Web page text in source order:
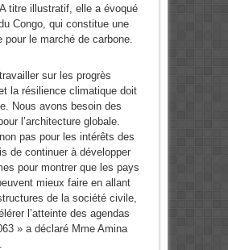
titre illustratif, elle a évoqué
Congo, qui constitue une
pour le marché de carbone.
sur les progrès
la résilience climatique doit
Nous avons besoin des
l’architecture globale.
pas pour les intérêts des
de continuer à développer
pour montrer que les pays
mieux faire en allant
de la société civile,
l’atteinte des agendas
» a déclaré Mme Amina